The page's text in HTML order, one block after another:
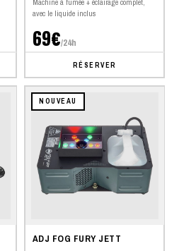
Machine à fumée + éclairage complet,
avec le liquide inclus
69€/24h
RÉSERVER
NOUVEAU
ADJ FOG FURY JETT